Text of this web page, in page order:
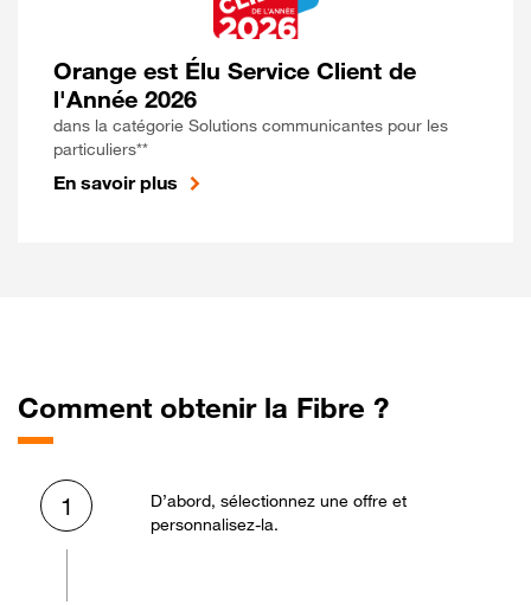
Orange est Élu Service Client de
l'Année 2026
dans la catégorie Solutions communicantes pour les
particuliers**
En savoir plus
Comment obtenir la Fibre ?
1
D’abord, sélectionnez une offre et
personnalisez-la.